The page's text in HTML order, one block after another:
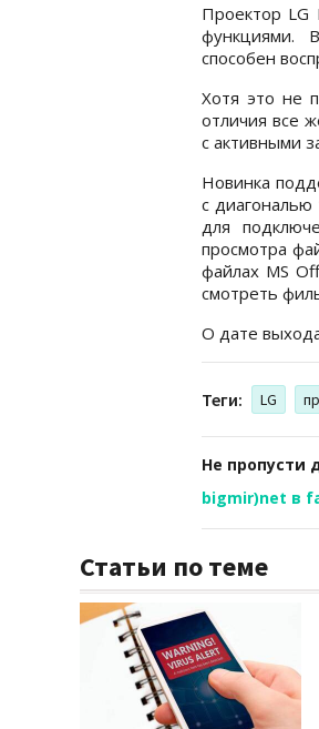
Проектор LG
функциями.
способен
Хотя это не
отличия все
с активными
Новинка
с
для
просмотра
файлах MS
смотреть
О дате
Теги: LG
Не пропусти
bigmir)net в
Статьи по теме